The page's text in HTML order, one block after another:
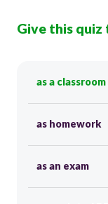
Give this quiz
as a classroom
as homework
as an exam